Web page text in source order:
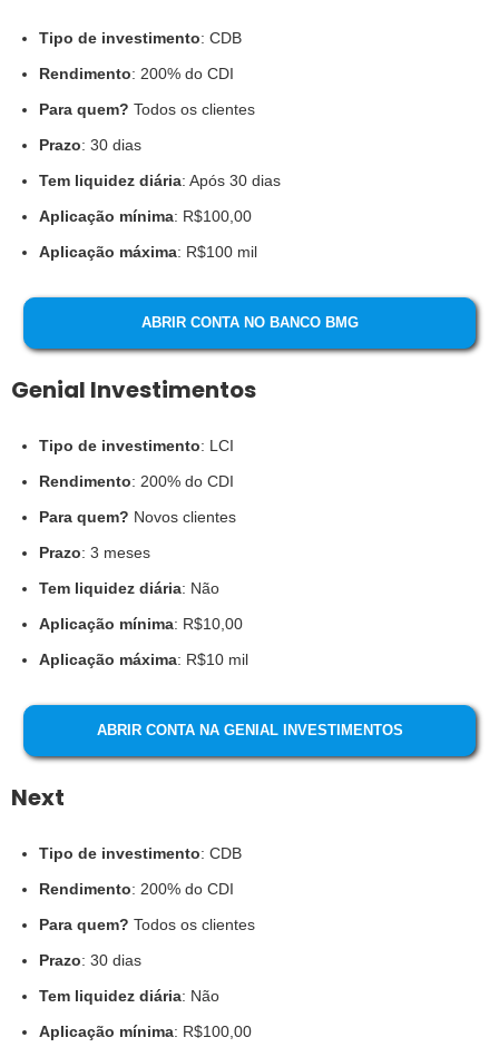
Tipo de investimento: CDB
Rendimento: 200% do CDI
Para quem? Todos os clientes
Prazo: 30 dias
Tem liquidez diária: Após 30 dias
Aplicação mínima: R$100,00
Aplicação máxima: R$100 mil
ABRIR CONTA NO BANCO BMG
Genial Investimentos
Tipo de investimento: LCI
Rendimento: 200% do CDI
Para quem? Novos clientes
Prazo: 3 meses
Tem liquidez diária: Não
Aplicação mínima: R$10,00
Aplicação máxima: R$10 mil
ABRIR CONTA NA GENIAL INVESTIMENTOS
Next
Tipo de investimento: CDB
Rendimento: 200% do CDI
Para quem? Todos os clientes
Prazo: 30 dias
Tem liquidez diária: Não
Aplicação mínima: R$100,00